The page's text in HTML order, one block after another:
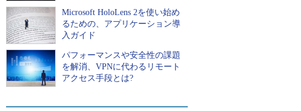
Microsoft HoloLens 2を使い始め
るための、アプリケーション導
入ガイド
パフォーマンスや安全性の課題
を解消、VPNに代わるリモート
アクセス手段とは?